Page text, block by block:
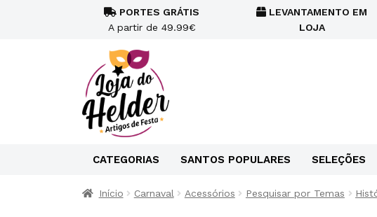
PORTES GRÁTIS
A partir de 49.99€
LEVANTAMENTO EM
LOJA
CATEGORIAS SANTOS POPULARES SELEÇÕES
Início Carnaval Acessórios Pesquisar por Temas